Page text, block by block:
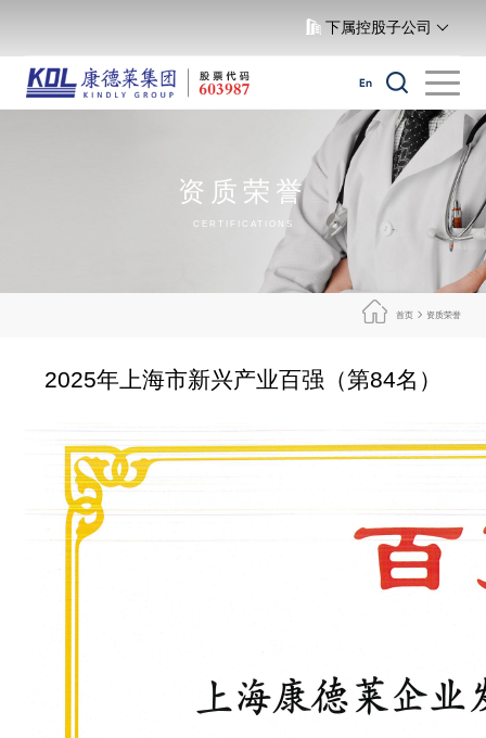
下属控股子公司
En
资质荣誉
CERTIFICATIONS
首页 资质荣誉
2025年上海市新兴产业百强（第84名）